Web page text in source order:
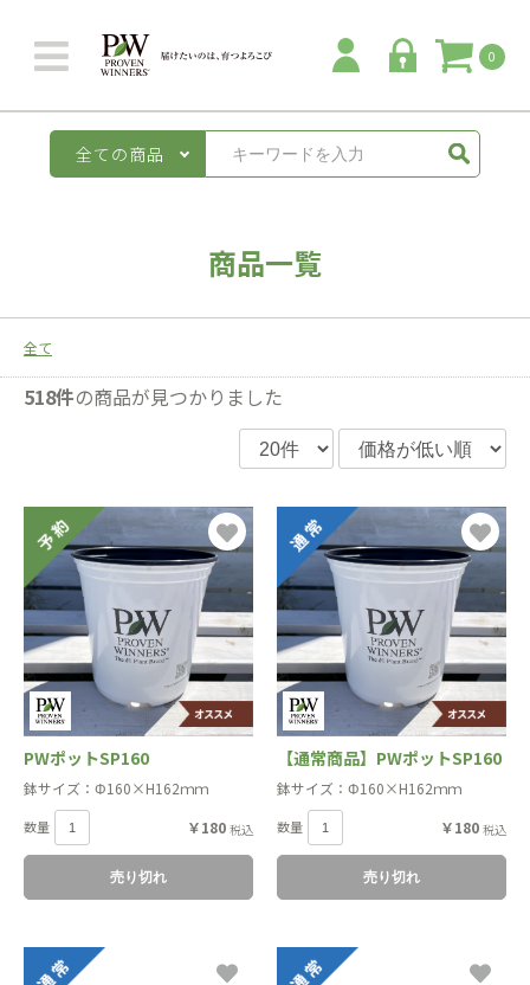
0
全ての商品
商品一覧
全て
518件の商品が見つかりました
PWポットSP160
鉢サイズ：Φ160×H162ｍｍ
数量 ￥180 税込
売り切れ
【通常商品】PWポットSP160
鉢サイズ：Φ160×H162ｍｍ
数量 ￥180 税込
売り切れ